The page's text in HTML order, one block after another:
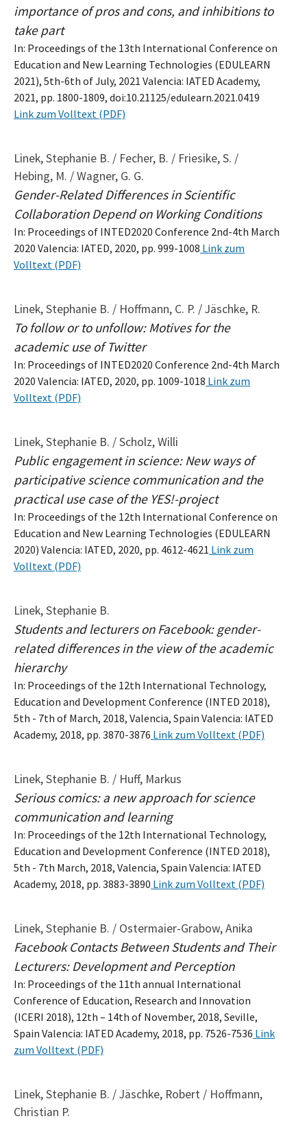
importance of pros and cons, and inhibitions to
take part
In: Proceedings of the 13th International Conference on
Education and New Learning Technologies (EDULEARN
2021), 5th-6th of July, 2021 Valencia: IATED Academy,
2021, pp. 1800-1809, doi:10.21125/edulearn.2021.0419
Link zum Volltext (PDF)
Linek, Stephanie B. / Fecher, B. / Friesike, S. /
Hebing, M. / Wagner, G. G.
Gender-Related Differences in Scientific
Collaboration Depend on Working Conditions
In: Proceedings of INTED2020 Conference 2nd-4th March
2020 Valencia: IATED, 2020, pp. 999-1008 Link zum
Volltext (PDF)
Linek, Stephanie B. / Hoffmann, C. P. / Jäschke, R.
To follow or to unfollow: Motives for the
academic use of Twitter
In: Proceedings of INTED2020 Conference 2nd-4th March
2020 Valencia: IATED, 2020, pp. 1009-1018 Link zum
Volltext (PDF)
Linek, Stephanie B. / Scholz, Willi
Public engagement in science: New ways of
participative science communication and the
practical use case of the YES!-project
In: Proceedings of the 12th International Conference on
Education and New Learning Technologies (EDULEARN
2020) Valencia: IATED, 2020, pp. 4612-4621 Link zum
Volltext (PDF)
Linek, Stephanie B.
Students and lecturers on Facebook: gender-
related differences in the view of the academic
hierarchy
In: Proceedings of the 12th International Technology,
Education and Development Conference (INTED 2018),
5th - 7th of March, 2018, Valencia, Spain Valencia: IATED
Academy, 2018, pp. 3870-3876 Link zum Volltext (PDF)
Linek, Stephanie B. / Huff, Markus
Serious comics: a new approach for science
communication and learning
In: Proceedings of the 12th International Technology,
Education and Development Conference (INTED 2018),
5th - 7th March, 2018, Valencia, Spain Valencia: IATED
Academy, 2018, pp. 3883-3890 Link zum Volltext (PDF)
Linek, Stephanie B. / Ostermaier-Grabow, Anika
Facebook Contacts Between Students and Their
Lecturers: Development and Perception
In: Proceedings of the 11th annual International
Conference of Education, Research and Innovation
(ICERI 2018), 12th – 14th of November, 2018, Seville,
Spain Valencia: IATED Academy, 2018, pp. 7526-7536 Link
zum Volltext (PDF)
Linek, Stephanie B. / Jäschke, Robert / Hoffmann,
Christian P.